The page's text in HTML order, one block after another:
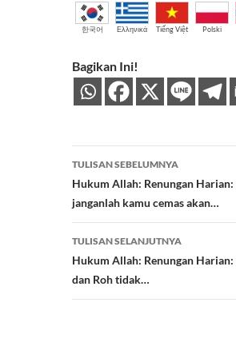
한국어 Ελληνικά Tiếng Việt Polski
Bagikan Ini!
Navigasi
Tulisan
TULISAN SEBELUMNYA
Hukum Allah: Renungan
janganlah kamu cemas akan…
TULISAN SELANJUTNYA
Hukum Allah: Renungan
dan Roh tidak…